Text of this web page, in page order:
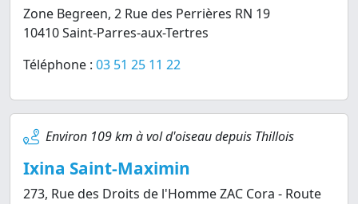
Zone Begreen, 2 Rue des Perrières RN 19
10410 Saint-Parres-aux-Tertres
Téléphone : 03 51 25 11 22
Environ 109 km à vol d'oiseau depuis Thillois
Ixina Saint-Maximin
273, Rue des Droits de l'Homme ZAC Cora - Route